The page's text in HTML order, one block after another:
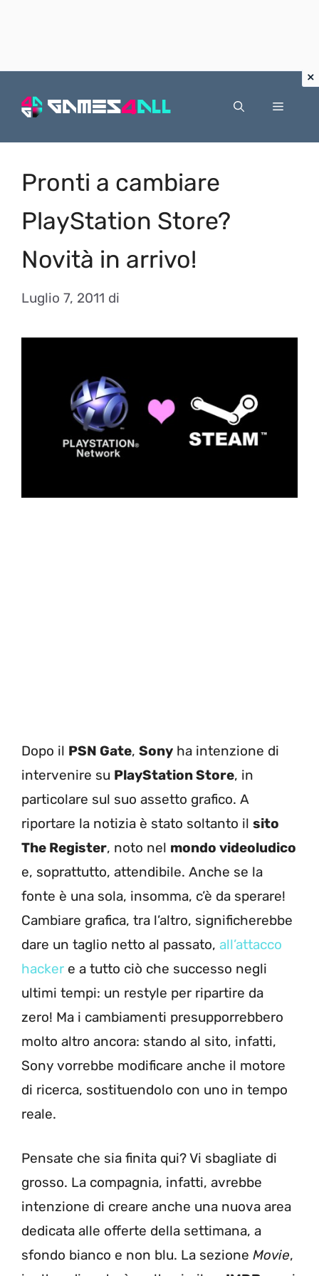
Menu
Pronti a cambiare
PlayStation Store?
Novità in arrivo!
Luglio 7, 2011 di
Dopo il PSN Gate, Sony ha intenzione di
intervenire su PlayStation Store, in
particolare sul suo assetto grafico. A
riportare la notizia è stato soltanto il sito
The Register, noto nel mondo videoludico
e, soprattutto, attendibile. Anche se la
fonte è una sola, insomma, c’è da sperare!
Cambiare grafica, tra l’altro, significherebbe
dare un taglio netto al passato, all’attacco
hacker e a tutto ciò che successo negli
ultimi tempi: un restyle per ripartire da
zero! Ma i cambiamenti presupporrebbero
molto altro ancora: stando al sito, infatti,
Sony vorrebbe modificare anche il motore
di ricerca, sostituendolo con uno in tempo
reale.
Pensate che sia finita qui? Vi sbagliate di
grosso. La compagnia, infatti, avrebbe
intenzione di creare anche una nuova area
dedicata alle offerte della settimana, a
sfondo bianco e non blu. La sezione Movie,